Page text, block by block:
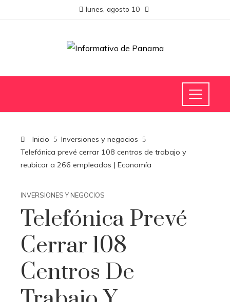
lunes, agosto 10
Inicio
Inversiones y negocios
Telefónica prevé cerrar 108 centros de trabajo y
reubicar a 266 empleados | Economía
INVERSIONES Y NEGOCIOS
Telefónica Prevé
Cerrar 108
Centros De